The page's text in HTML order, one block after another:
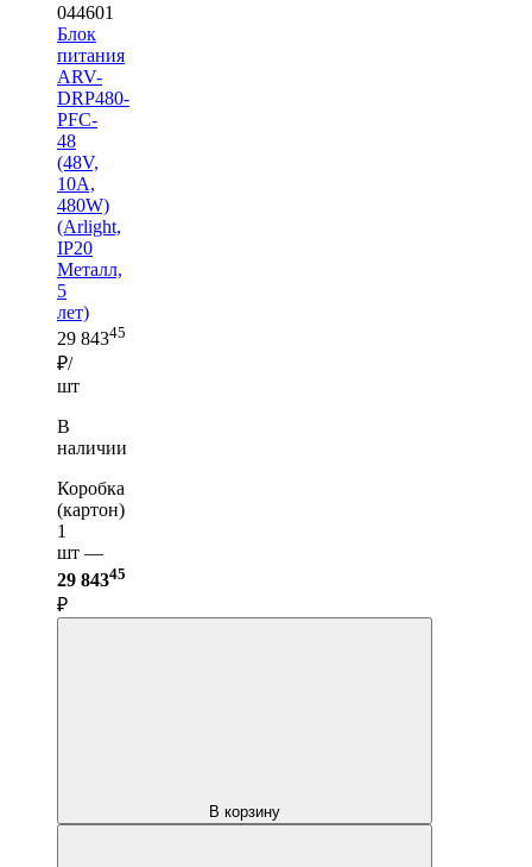
044601
Блок
питания
ARV-
DRP480-
PFC-
48
(48V,
10A,
480W)
(Arlight,
IP20
Металл,
5
лет)
29 84345
₽/
шт
В
наличии
Коробка
(картон)
1
шт —
29 84345
₽
В корзину